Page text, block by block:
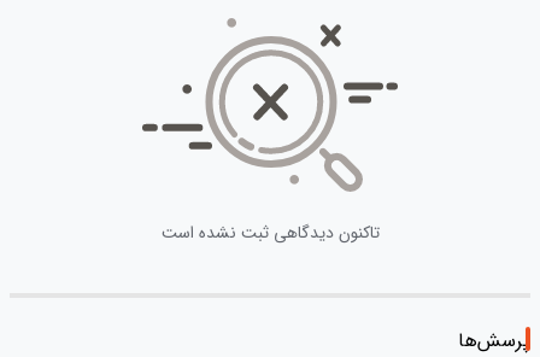
تاکنون دیدگاهی ثبت نشده است
پرسش‌ها